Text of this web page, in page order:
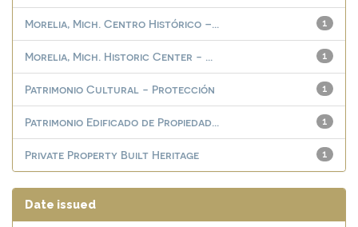
1
Morelia, Mich. Centro Histórico –...
1
Morelia, Mich. Historic Center - ...
1
Patrimonio Cultural - Protección
1
Patrimonio Edificado de Propiedad...
1
Private Property Built Heritage
Date issued